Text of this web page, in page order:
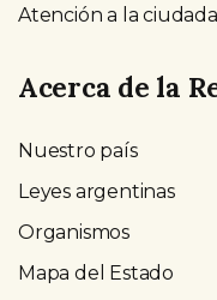
Atención a la
Acerca de la
Nuestro país
Leyes argentinas
Organismos
Mapa del Estado